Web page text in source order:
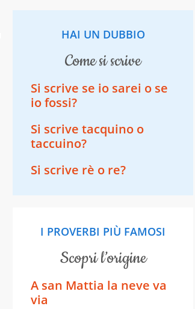
HAI UN DUBBIO
come si scrive
Si scrive se io sarei o se
io fossi?
Si scrive tacquino o
taccuino?
Si scrive rè o re?
I PROVERBI PIÙ FAMOSI
scopri l’origine
A san Mattia la neve va
via